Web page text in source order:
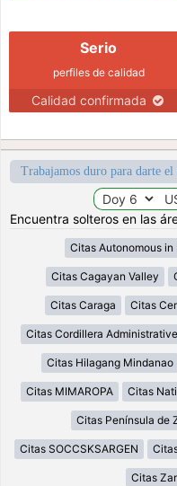
Serio
perfiles de calidad
Calidad confirmada
Trabajamos duro para darte
Encuentra solteros en las
Citas Autonomous
Citas Cagayan Valley
Citas Caraga Citas
Citas Cordillera Administrative
Citas Hilagang Mindanao
Citas MIMAROPA Citas
Citas Península de
Citas SOCCSKSARGEN
Citas